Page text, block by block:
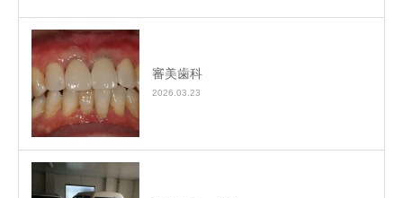
審美歯科
2026.03.23